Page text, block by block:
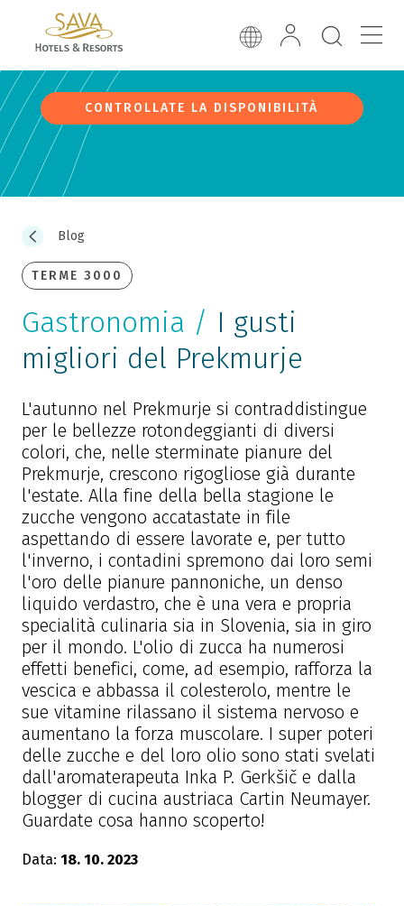
CONTROLLATE LA DISPONIBILITÀ
Blog
TERME 3000
Gastronomia / I gusti
migliori del Prekmurje
L'autunno nel Prekmurje si contraddistingue
per le bellezze rotondeggianti di diversi
colori, che, nelle sterminate pianure del
Prekmurje, crescono rigogliose già durante
l'estate. Alla fine della bella stagione le
zucche vengono accatastate in file
aspettando di essere lavorate e, per tutto
l'inverno, i contadini spremono dai loro semi
l'oro delle pianure pannoniche, un denso
liquido verdastro, che è una vera e propria
specialità culinaria sia in Slovenia, sia in giro
per il mondo. L'olio di zucca ha numerosi
effetti benefici, come, ad esempio, rafforza la
vescica e abbassa il colesterolo, mentre le
sue vitamine rilassano il sistema nervoso e
aumentano la forza muscolare. I super poteri
delle zucche e del loro olio sono stati svelati
dall'aromaterapeuta Inka P. Gerkšič e dalla
blogger di cucina austriaca Cartin Neumayer.
Guardate cosa hanno scoperto!
Data: 18. 10. 2023